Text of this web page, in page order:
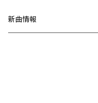
新曲情報